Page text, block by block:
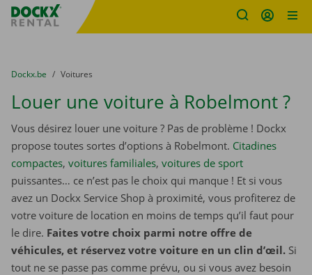
sitename
You are here:
du
Dockx.be to
Voitures
Louer une voiture à Robelmont ?
Vous désirez louer une voiture ? Pas de problème ! Dockx
propose toutes sortes d’options à Robelmont. Citadines
compactes, voitures familiales, voitures de sport
puissantes… ce n’est pas le choix qui manque ! Et si vous
avez un Dockx Service Shop à proximité, vous profiterez de
votre voiture de location en moins de temps qu’il faut pour
le dire. Faites votre choix parmi notre offre de
véhicules, et réservez votre voiture en un clin d’œil. Si
tout ne se passe pas comme prévu, ou si vous avez besoin